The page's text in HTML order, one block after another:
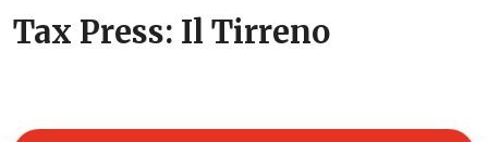
Tax Press: Il Tirreno